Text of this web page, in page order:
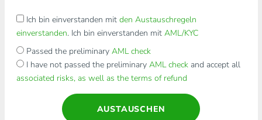
Ich bin einverstanden mit den Austauschregeln
einverstanden. Ich bin einverstanden mit AML/KYC
Passed the preliminary AML check
I have not passed the preliminary AML checkand accept all
associated risks, as well as the terms of refund
AUSTAUSCHEN